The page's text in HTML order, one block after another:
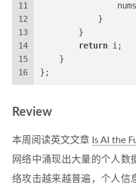
11
12
13
14
15
16
            }
        }
return i;
    }
};
Review
本周阅读英文文章 Is AI the
网络中涌现出大量的个人数
络攻击越来越普遍，个人信